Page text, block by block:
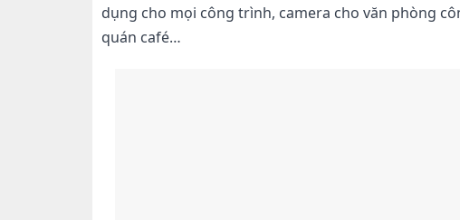
dụng cho mọi công trình, camera cho văn phòng
quán café…